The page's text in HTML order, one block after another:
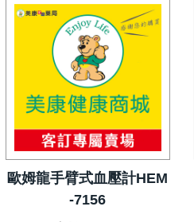
歐姆龍手臂式血壓計HEM
-7156